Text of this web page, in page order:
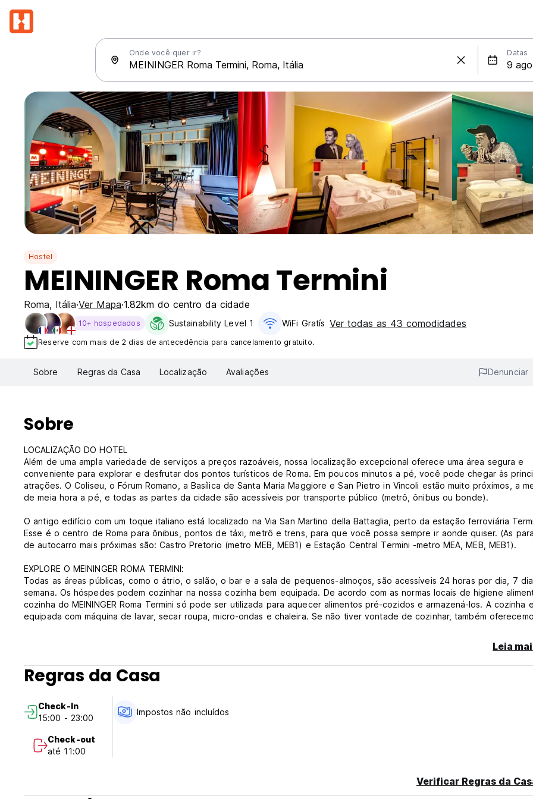
Onde você quer ir? Datas
Hostel
MEININGER Roma Termini
Roma, Itália Ver Mapa 1.82km do centro da cidade
10+ hospedados Sustainability Level 1 WiFi Gratís Ver todas as 43 comodidades
Reserve com mais de 2 dias de antecedência para cancelamento gratuito.
Sobre Regras da Casa Localização Avaliações Denunciar
Sobre
LOCALIZAÇÃO DO HOTEL
Além de uma ampla variedade de serviços a preços razoáveis, nossa localização excepcional oferece uma área segura e
conveniente para explorar e desfrutar dos pontos turísticos de Roma. Em poucos minutos a pé, você pode chegar às
atrações. O Coliseu, o Fórum Romano, a Basílica de Santa Maria Maggiore e San Pietro in Vincoli estão muito próximos, a
de meia hora a pé, e todas as partes da cidade são acessíveis por transporte público (metrô, ônibus ou bonde).
O antigo edifício com um toque italiano está localizado na Via San Martino della Battaglia, perto da estação ferroviária
Esse é o centro de Roma para ônibus, pontos de táxi, metrô e trens, para que você possa sempre ir aonde quiser. (As
de autocarro mais próximas são: Castro Pretorio (metro MEB, MEB1) e Estação Central Termini -metro MEA, MEB, MEB1).
EXPLORE O MEININGER ROMA TERMINI:
Todas as áreas públicas, como o átrio, o salão, o bar e a sala de pequenos-almoços, são acessíveis 24 horas por dia, 7
semana. Os hóspedes podem cozinhar na nossa cozinha bem equipada. De acordo com as normas locais de higiene
cozinha do MEININGER Roma Termini só pode ser utilizada para aquecer alimentos pré-cozidos e armazená-los. A cozinha
equipada com máquina de lavar, secar roupa, micro-ondas e chaleira. Se não tiver vontade de cozinhar, também
NOSSOS QUARTOS - TUDO O QUE VOCÊ PRECISA
As camas estão localizadas em quartos individuais, duplos ou com várias camas. Nos quartos você encontrará TV, tomadas
amenidades de banho gratuitas.
Nossa jovem equipe internacional está disponível 24 horas por dia, 7 dias por semana na recepção e sempre feliz em
Passe por aqui, diga oi, eles vão te ajudar a planejar o seu dia!
- Salão
Leia
Regras da Casa
Check-In
15:00 - 23:00
Check-out
até 11:00
Impostos não incluídos
Verificar Regras da